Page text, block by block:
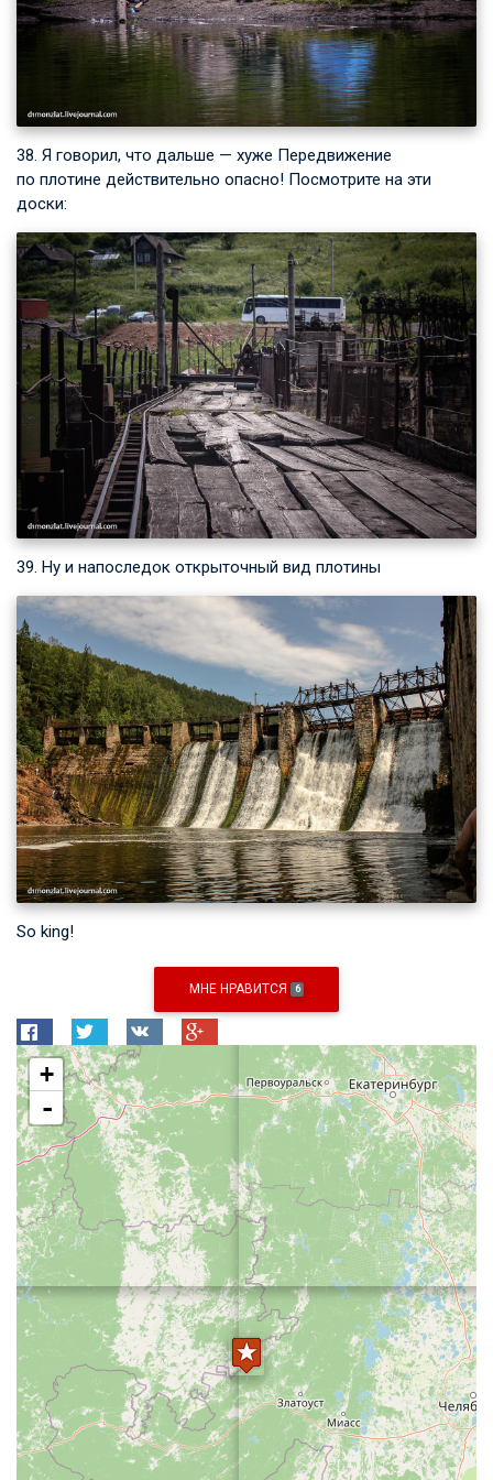
38. Я говорил, что дальше — хуже Передвижение
по плотине действительно опасно! Посмотрите на эти
доски:
39. Ну и напоследок открыточный вид плотины
So king!
МНЕ НРАВИТСЯ 6
+
-